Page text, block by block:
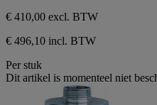
€ 410,00 excl. BTW
€ 496,10 incl. BTW
Per stuk
Dit artikel is momenteel niet